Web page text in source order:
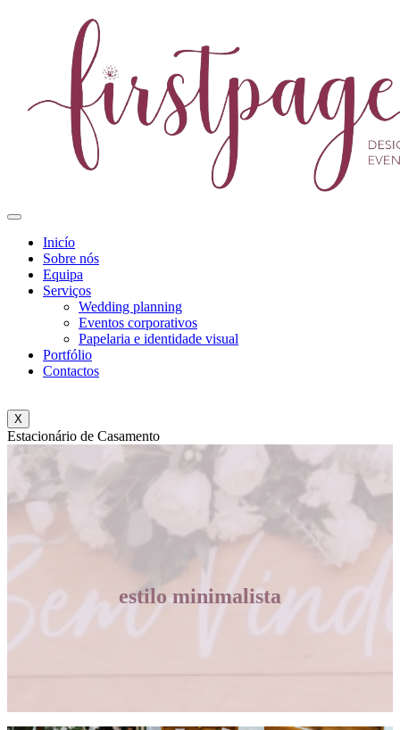
Inicío
Sobre nós
Equipa
Serviços
Wedding planning
Eventos corporativos
Papelaria e identidade visual
Portfólio
Contactos
X
Estacionário de Casamento
estilo minimalista